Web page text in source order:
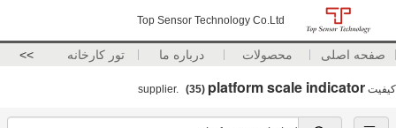
Top Sensor Technology Co.Ltd
صفحه اصلی محصولات درباره ما تور کارخانه >>
کیفیت platform scale indicator
(35)